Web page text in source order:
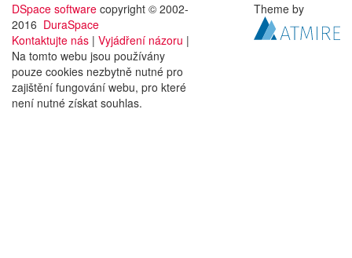
DSpace software copyright © 2002-
2016 DuraSpace
Kontaktujte nás | Vyjádření názoru |
Na tomto webu jsou používány
pouze cookies nezbytně nutné pro
zajištění fungování webu, pro které
není nutné získat souhlas.
Theme by